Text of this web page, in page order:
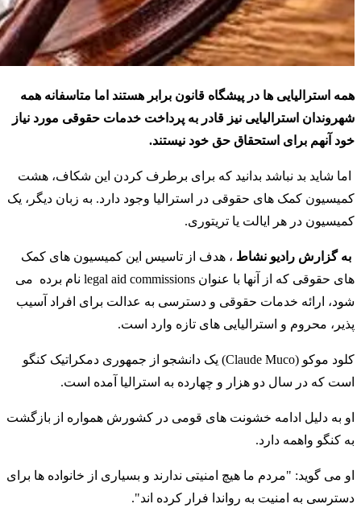
همه استرالیایی ها در پیشگاه قانون برابر هستند اما متاسفانه همه
شهروندان استرالیایی نیز قادر به پرداخت خدمات حقوقی مورد نیاز
خود آنهم برای استحقاق حق خود نیستند.
اما شاید بد نباشد بدانید که برای برطرف کردن این شکاف، هشت
کمیسیون کمک های حقوقی در استرالیا وجود دارد. به زبان دیگر، یک
کمیسیون در هر ایالت یا تریتوری.
به گزارش رادیو نشاط ، هدف از تاسیس این کمیسیون های کمک
های حقوقی که از آنها با عنوان legal aid commissions نام برده می
شود، ارائه خدمات حقوقی و دسترسی به عدالت برای افراد آسیب
پذیر، محروم و استرالیایی های تازه وارد است.
کلود موکو (Claude Muco) یک دانشجو از جمهوری دمکراتیک کنگو
است که در سال دو هزار و چهارده به استرالیا آمده است.
او به دلیل ادامه خشونت های قومی در کشورش همواره از بازگشت
به کنگو واهمه دارد.
او می گوید: "مردم ما هیچ امنیتی ندارند و بسیاری از خانواده ها برای
دسترسی به امنیت به رواندا فرار کرده اند".